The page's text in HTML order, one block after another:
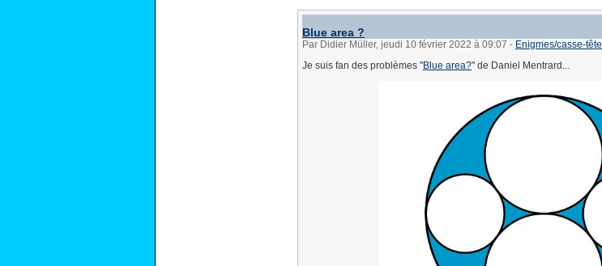
Blue area ?
Par Didier Müller, jeudi 10 février 2022 à 09:07 - Enigmes/casse-tête
Je suis fan des problèmes "Blue area?" de Daniel Mentrard...